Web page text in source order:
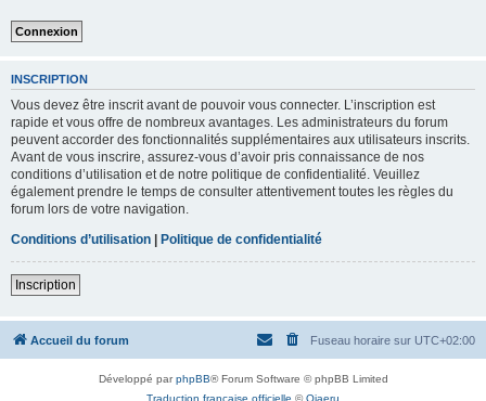
INSCRIPTION
Vous devez être inscrit avant de pouvoir vous connecter. L’inscription est
rapide et vous offre de nombreux avantages. Les administrateurs du forum
peuvent accorder des fonctionnalités supplémentaires aux utilisateurs inscrits.
Avant de vous inscrire, assurez-vous d’avoir pris connaissance de nos
conditions d’utilisation et de notre politique de confidentialité. Veuillez
également prendre le temps de consulter attentivement toutes les règles du
forum lors de votre navigation.
Conditions d’utilisation | Politique de confidentialité
Inscription
Accueil du forum Fuseau horaire sur UTC+02:00
Développé parphpBB® Forum Software © phpBB Limited
Traduction française officielle ©Qiaeru